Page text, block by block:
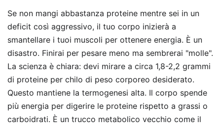
Se non mangi abbastanza proteine mentre sei in un
deficit così aggressivo, il tuo corpo inizierà a
smantellare i tuoi muscoli per ottenere energia. È un
disastro. Finirai per pesare meno ma sembrerai "molle".
La scienza è chiara: devi mirare a circa 1,8-2,2 grammi
di proteine per chilo di peso corporeo desiderato.
Questo mantiene la termogenesi alta. Il corpo spende
più energia per digerire le proteine rispetto a grassi o
carboidrati. È un trucco metabolico vecchio come il